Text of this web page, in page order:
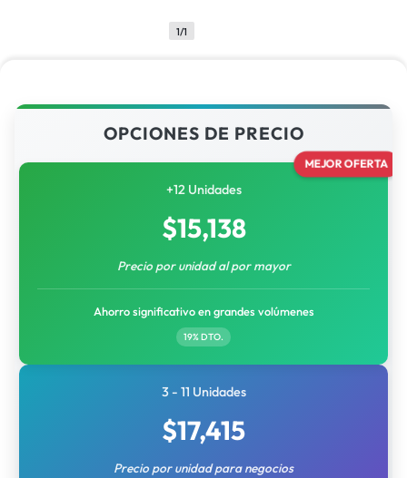
1/1
OPCIONES DE PRECIO
MEJOR OFERTA
+12 Unidades
$15,138
Precio por unidad al por mayor
Ahorro significativo en grandes volúmenes
19% DTO.
3 - 11 Unidades
$17,415
Precio por unidad para negocios